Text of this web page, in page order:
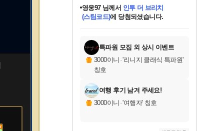
당첨되셨습니다.
당첨되셨습니다.
당첨되셨습니다.
당첨되셨습니다.
영웅97님께서 인투 더 브리치
(스팀코드)에 당첨되셨습니다.
에디션 (스팀코드)를 교환.
당첨되셨습니다.
당첨되셨습니다.
당첨되셨습니다.
당첨되셨습니다.
특파원 모집 외 상시 이벤트
3000이니 ·'리니지 클래식 특파원'
칭호
여행 후기 남겨 주세요!
3000이니 ·'여행자' 칭호